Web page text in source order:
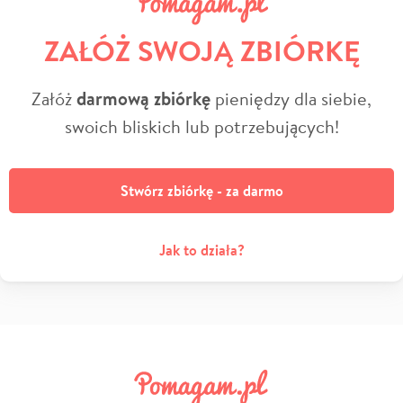
ZAŁÓŻ SWOJĄ ZBIÓRKĘ
Załóżdarmową zbiórkę pieniędzy dla siebie,
swoich bliskich lub potrzebujących!
Stwórz zbiórkę - za darmo
Jak to działa?